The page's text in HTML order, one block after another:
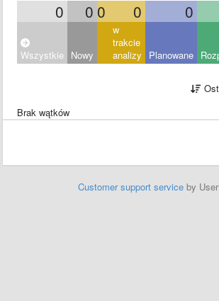
0 0 0 0 0
Wszystkie Nowy
w
trakcie
analizy
Planowane
Brak wątków
Customer support service by